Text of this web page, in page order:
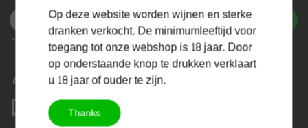
Abonneer
* We'll never share your email with anyone else.
Mijn account
Beheer jouw aankoopgeschiedenis
Vragen?
hello@pinart.be
Op deze website worden wijnen en sterke
dranken verkocht. De minimumleeftijd voor
toegang tot onze webshop is 18 jaar. Door
op onderstaande knop te drukken verklaart
u 18 jaar of ouder te zijn.
Thanks